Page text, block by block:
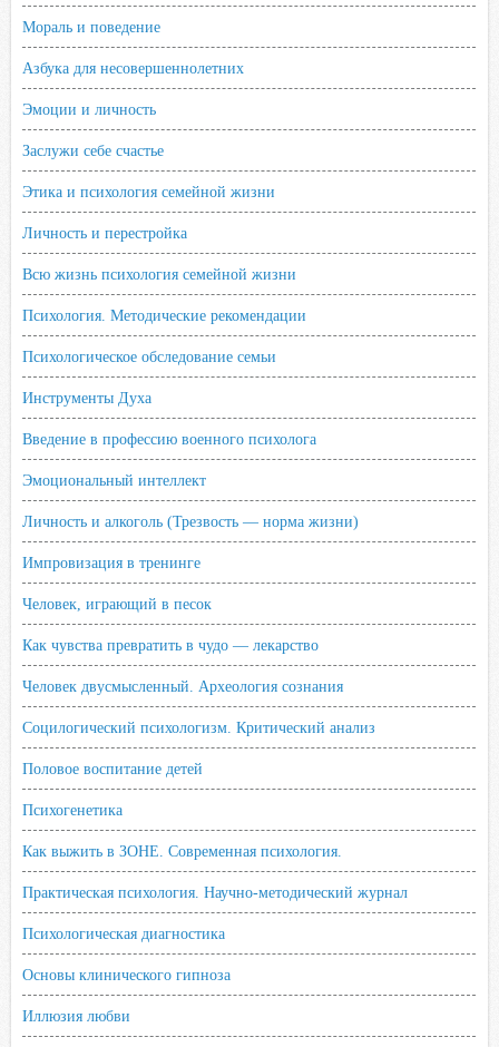
Мораль и поведение
Азбука для несовершеннолетних
Эмоции и личность
Заслужи себе счастье
Этика и психология семейной жизни
Личность и перестройка
Всю жизнь психология семейной жизни
Психология. Методические рекомендации
Психологическое обследование семьи
Инструменты Духа
Введение в профессию военного психолога
Эмоциональный интеллект
Личность и алкоголь (Трезвость — норма жизни)
Импровизация в тренинге
Человек, играющий в песок
Как чувства превратить в чудо — лекарство
Человек двусмысленный. Археология сознания
Социлогический психологизм. Критический анализ
Половое воспитание детей
Психогенетика
Как выжить в ЗОНЕ. Современная психология.
Практическая психология. Научно-методический журнал
Психологическая диагностика
Основы клинического гипноза
Иллюзия любви